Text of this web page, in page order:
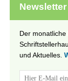
Newsletter
Der
und Aktuelles.